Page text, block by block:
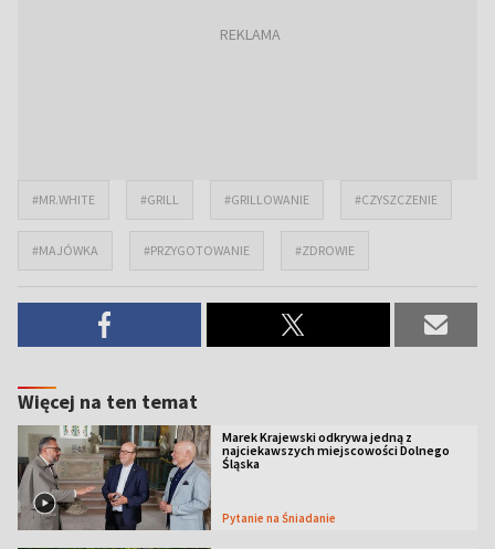
#MR.WHITE #GRILL #GRILLOWANIE #CZYSZCZENIE
#MAJÓWKA #PRZYGOTOWANIE #ZDROWIE
Więcej na ten temat
Marek Krajewski odkrywa jedną z
najciekawszych miejscowości Dolnego
Śląska
Pytanie na Śniadanie